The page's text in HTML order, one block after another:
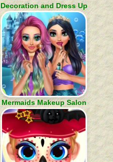
Decoration and Dress Up
Mermaids Makeup Salon